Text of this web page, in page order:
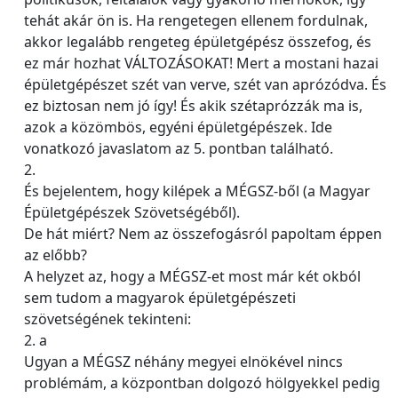
tehát akár ön is. Ha rengetegen ellenem fordulnak,
akkor legalább rengeteg épületgépész összefog, és
ez már hozhat VÁLTOZÁSOKAT! Mert a mostani hazai
épületgépészet szét van verve, szét van aprózódva. És
ez biztosan nem jó így! És akik szétaprózzák ma is,
azok a közömbös, egyéni épületgépészek. Ide
vonatkozó javaslatom az 5. pontban található.
2.
És bejelentem, hogy kilépek a MÉGSZ-ből (a Magyar
Épületgépészek Szövetségéből).
De hát miért? Nem az összefogásról papoltam éppen
az előbb?
A helyzet az, hogy a MÉGSZ-et most már két okból
sem tudom a magyarok épületgépészeti
szövetségének tekinteni:
2. a
Ugyan a MÉGSZ néhány megyei elnökével nincs
problémám, a központban dolgozó hölgyekkel pedig